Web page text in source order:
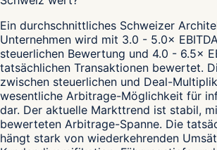
Ein durchschnittliches Schweizer
Unternehmen wird mit 3.0 - 5.0×
steuerlichen Bewertung und 4.0 - 6.5×
tatsächlichen Transaktionen bewertet.
zwischen steuerlichen und Deal-
wesentliche Arbitrage-Möglichkeit für
dar. Der aktuelle Markttrend ist stabil,
bewerteten Arbitrage-Spanne. Die
hängt stark von wiederkehrenden